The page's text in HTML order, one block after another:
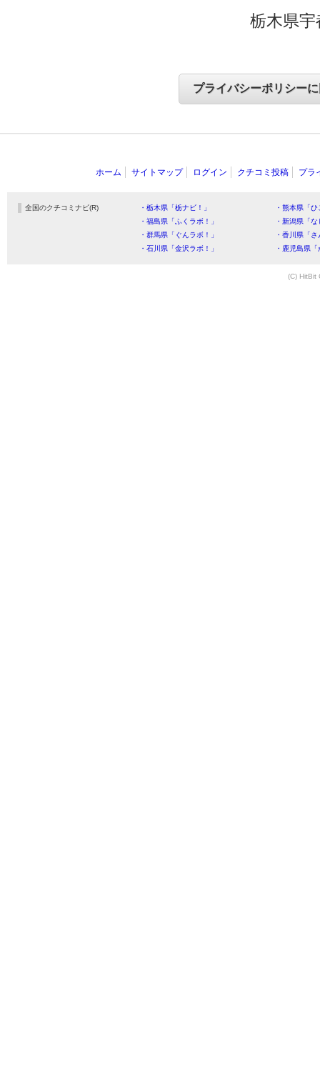
栃木県
ホーム サイトマップ ログイン クチコミ投稿 プラ
全国のクチコミナビ(R) ・栃木県「栃ナビ！」
・熊本県「
・福島県「ふくラボ！」
・新潟県「
・群馬県「ぐんラボ！」
・香川県「
・石川県「金沢ラボ！」
・鹿児島県
(C) HitBit